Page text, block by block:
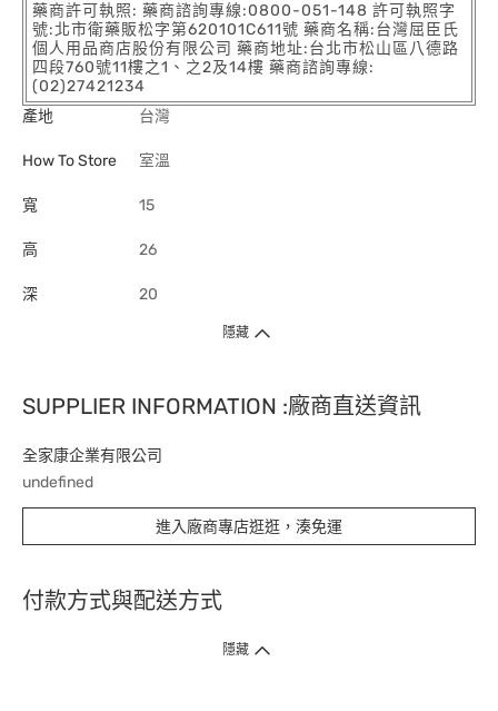
藥商許可執照: 藥商諮詢專線:0800-051-148 許可執照字
號:北市衛藥販松字第620101C611號 藥商名稱:台灣屈臣氏
個人用品商店股份有限公司 藥商地址:台北市松山區八德路
四段760號11樓之1、之2及14樓 藥商諮詢專線:
(02)27421234
產地
台灣
How To Store 室溫
寬 15
高 26
深 20
隱藏
SUPPLIER INFORMATION :廠商直送資訊
全家康企業有限公司
undefined
進入廠商專店逛逛，湊免運
付款方式與配送方式
隱藏